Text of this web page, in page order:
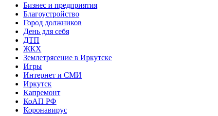
Бизнес и предприятия
Благоустройство
Город должников
День для себя
ДТП
ЖКХ
Землетрясение в Иркутске
Игры
Интернет и СМИ
Иркутск
Капремонт
КоАП РФ
Коронавирус